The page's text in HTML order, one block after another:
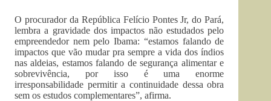
O procurador da República Felício Pontes Jr, do Pará,
lembra a gravidade dos impactos não estudados pelo
empreendedor nem pelo Ibama: “estamos falando de
impactos que vão mudar pra sempre a vida dos índios
nas aldeias, estamos falando de segurança alimentar e
sobrevivência, por isso é uma enorme
irresponsabilidade permitir a continuidade dessa obra
sem os estudos complementares”, afirma.